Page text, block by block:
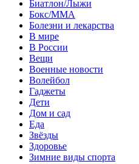
Биатлон/Лыжи
Бокс/MMA
Болезни и лекарства
В мире
В России
Вещи
Военные новости
Волейбол
Гаджеты
Дети
Дом и сад
Еда
Звёзды
Здоровье
Зимние виды спорта